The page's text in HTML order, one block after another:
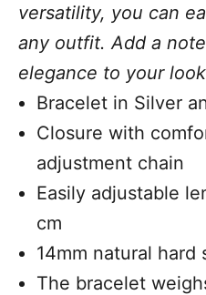
versatility, you can
any outfit. Add a
elegance to your
Bracelet in Silver
Closure with
adjustment chain
Easily adjustable
cm
14mm natural hard
The bracelet